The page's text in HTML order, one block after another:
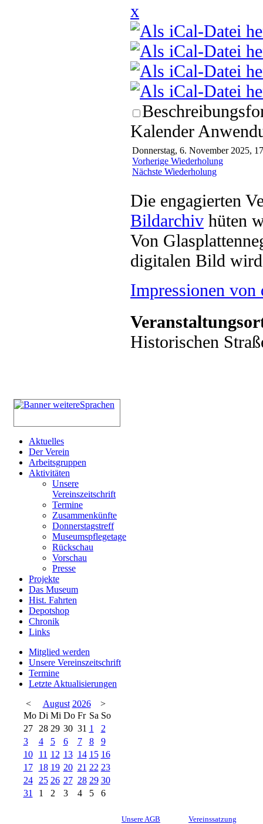
x
Kalender
Donnerstag, 6. November 2025,
Vorherige Wiederholung
Nächste Wiederholung
Die engagierten
Bildarchiv hüten
Von
digitalen Bild
Impressionen von
Historischen
Aktuelles
Der Verein
Arbeitsgruppen
Aktivitäten
Unsere
Vereinszeitschrift
Termine
Zusammenkünfte
Donnerstagstreff
Museumspflegetage
Rückschau
Vorschau
Presse
Projekte
Das Museum
Hist. Fahrten
Depotshop
Chronik
Links
Mitglied werden
Unsere Vereinszeitschrift
Termine
Letzte Aktualisierungen
<
August 2026
>
Mo Di Mi Do Fr Sa So
27
28 29 30 31 1
2
3
4 5 6 7 8
9
10
11 12 13 14 15 16
17
18 19 20 21 22 23
24
25 26 27 28 29 30
31
1 2 3 4 5 6
Unsere AGB Vereinssatzung